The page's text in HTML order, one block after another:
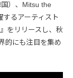
）、Mitsu the
るアーティスト
をリリースし、秋
的にも注目を集め